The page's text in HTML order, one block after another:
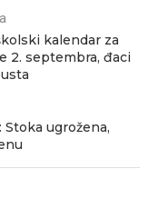
kalendar za
2. septembra, đaci
ugrožena,